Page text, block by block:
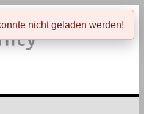
nicht geladen werden!